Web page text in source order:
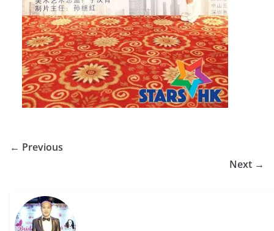
← Previous
Next →